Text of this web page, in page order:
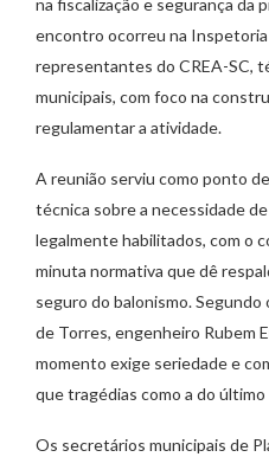
na fiscalização e segurança da
encontro ocorreu na
representantes do CREA-SC,
municipais, com foco na
regulamentar a atividade.
A reunião serviu como ponto
técnica sobre a necessidade
legalmente habilitados, com o
minuta normativa que dê
seguro do balonismo.
de Torres, engenheiro Rubem
momento exige seriedade e
que tragédias como a do
Os secretários municipais de